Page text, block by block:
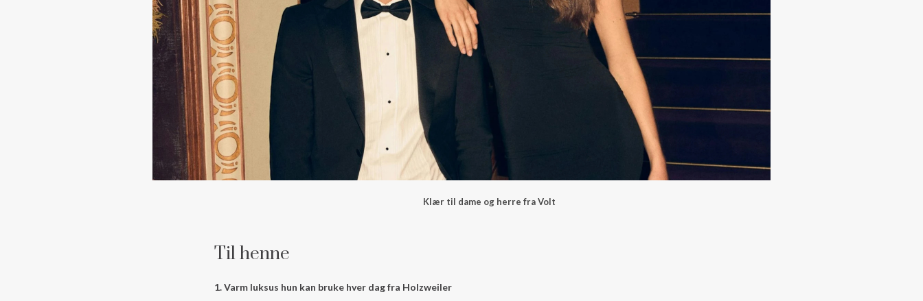
Klær til dame og herre fra Volt
Til henne
1. Varm luksus hun kan bruke hver dag fra Holzweiler